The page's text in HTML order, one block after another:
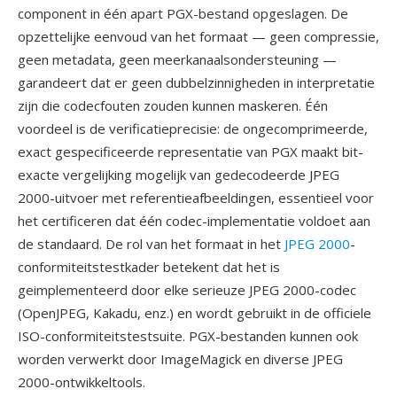
component in één apart PGX-bestand opgeslagen. De
opzettelijke eenvoud van het formaat — geen compressie,
geen metadata, geen meerkanaalsondersteuning —
garandeert dat er geen dubbelzinnigheden in interpretatie
zijn die codecfouten zouden kunnen maskeren. Één
voordeel is de verificatieprecisie: de ongecomprimeerde,
exact gespecificeerde representatie van PGX maakt bit-
exacte vergelijking mogelijk van gedecodeerde JPEG
2000-uitvoer met referentieafbeeldingen, essentieel voor
het certificeren dat één codec-implementatie voldoet aan
de standaard. De rol van het formaat in het JPEG 2000-
conformiteitstestkader betekent dat het is
geimplementeerd door elke serieuze JPEG 2000-codec
(OpenJPEG, Kakadu, enz.) en wordt gebruikt in de officiele
ISO-conformiteitstestsuite. PGX-bestanden kunnen ook
worden verwerkt door ImageMagick en diverse JPEG
2000-ontwikkeltools.